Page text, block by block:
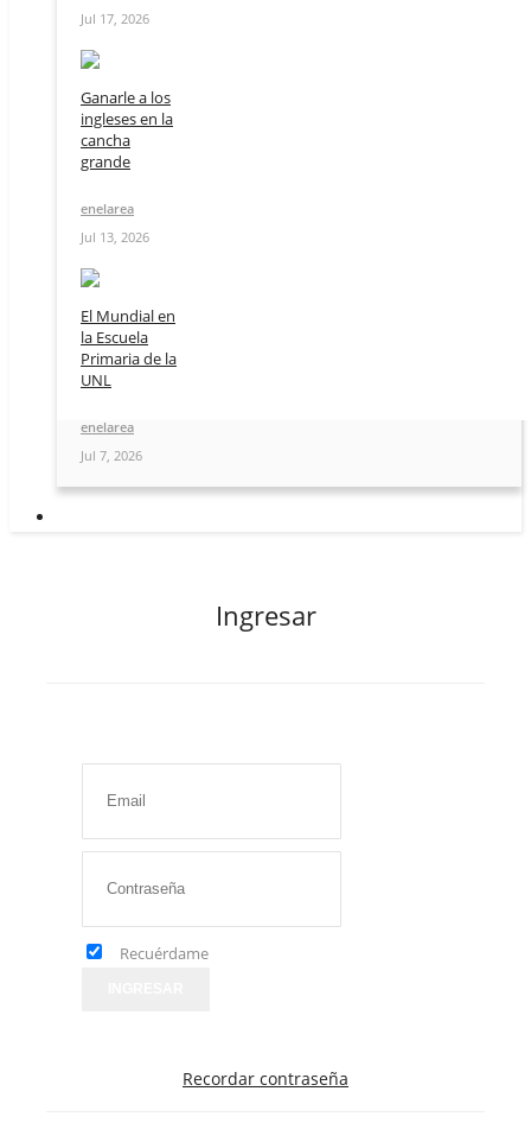
Jul 17, 2026
Ganarle a los
ingleses en la
cancha
grande
enelarea
Jul 13, 2026
El Mundial en
la Escuela
Primaria de la
UNL
enelarea
Jul 7, 2026
Ingresar
Recuérdame
Recordar contraseña